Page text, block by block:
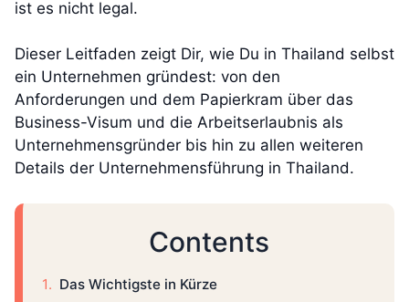
ist es nicht legal.
Dieser Leitfaden zeigt Dir, wie Du in Thailand selbst
ein Unternehmen gründest: von den
Anforderungen und dem Papierkram über das
Business-Visum und die Arbeitserlaubnis als
Unternehmensgründer bis hin zu allen weiteren
Details der Unternehmensführung in Thailand.
Contents
Das Wichtigste in Kürze